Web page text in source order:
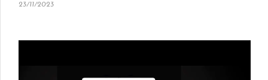
23/11/2023